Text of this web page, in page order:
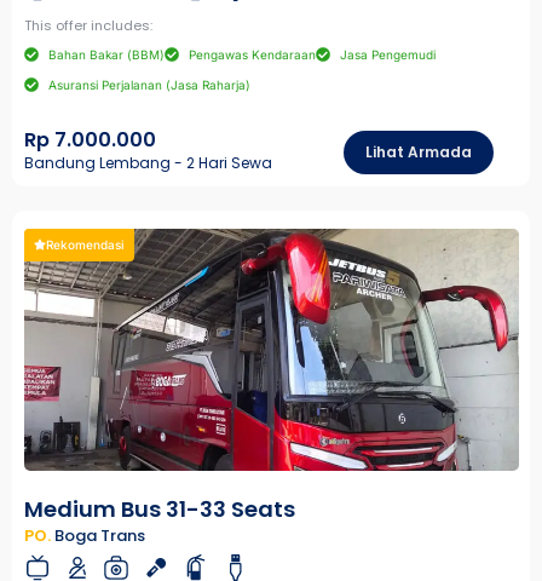
This offer includes:
Bahan Bakar (BBM) Pengawas Kendaraan Jasa Pengemudi
Asuransi Perjalanan (Jasa Raharja)
Rp 7.000.000
Bandung Lembang - 2 Hari Sewa
Lihat Armada
Rekomendasi
Medium Bus 31-33 Seats
PO. Boga Trans